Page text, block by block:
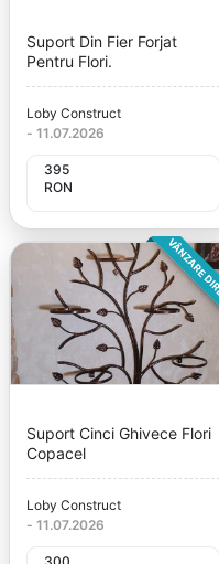
Suport Din Fier Forjat
Pentru Flori.
Loby Construct
- 11.07.2026
395
RON
Suport Cinci Ghivece Flori
Copacel
Loby Construct
- 11.07.2026